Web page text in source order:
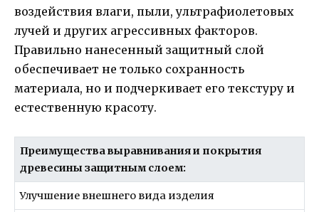
воздействия влаги, пыли, ультрафиолетовых
лучей и других агрессивных факторов.
Правильно нанесенный защитный слой
обеспечивает не только сохранность
материала, но и подчеркивает его текстуру и
естественную красоту.
Преимущества выравнивания и покрытия
древесины защитным слоем:
Улучшение внешнего вида изделия